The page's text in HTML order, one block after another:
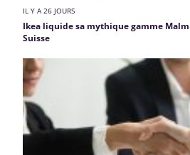
IL Y A 26 JOURS
Ikea liquide sa mythique gamme Malm
Suisse